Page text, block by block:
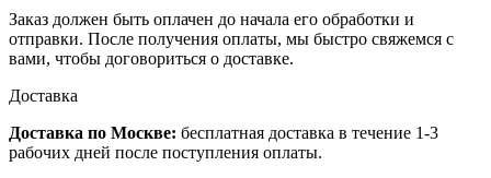
Заказ должен быть оплачен до начала его обработки и
отправки. После получения оплаты, мы быстро свяжемся с
вами, чтобы договориться о доставке.
Доставка
Доставка по Москве: бесплатная доставка в течение 1-3
рабочих дней после поступления оплаты.